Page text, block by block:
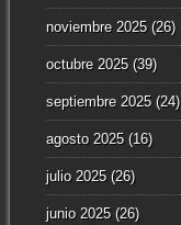
noviembre 2025(26)
octubre 2025(39)
septiembre 2025(24)
agosto 2025(16)
julio 2025(26)
junio 2025(26)